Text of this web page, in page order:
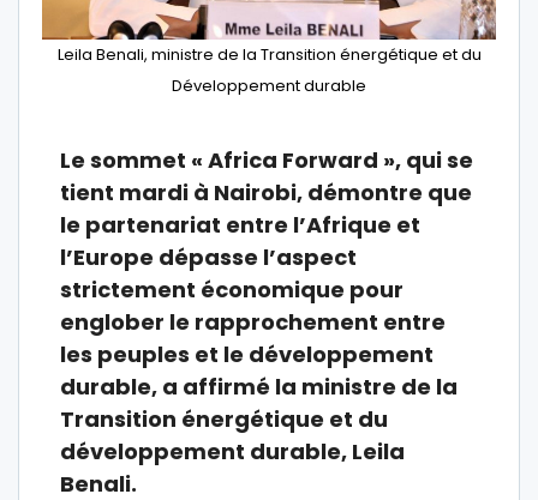
Leila Benali, ministre de la Transition énergétique et du
Développement durable
Le sommet « Africa Forward », qui se
tient mardi à Nairobi, démontre que
le partenariat entre l’Afrique et
l’Europe dépasse l’aspect
strictement économique pour
englober le rapprochement entre
les peuples et le développement
durable, a affirmé la ministre de la
Transition énergétique et du
développement durable, Leila
Benali.